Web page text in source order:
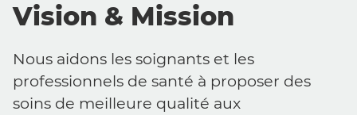
Vision & Mission
Nous aidons les soignants et les
professionnels de santé à proposer des
soins de meilleure qualité aux